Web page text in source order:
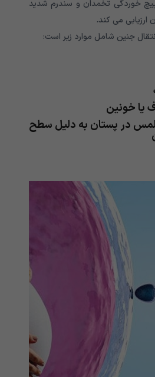
خوردگی تخمدان و سندرم شدید
ارزیابی می کند.
جنین شامل موارد زیر است:
یا خونین
در پستان به دلیل سطح